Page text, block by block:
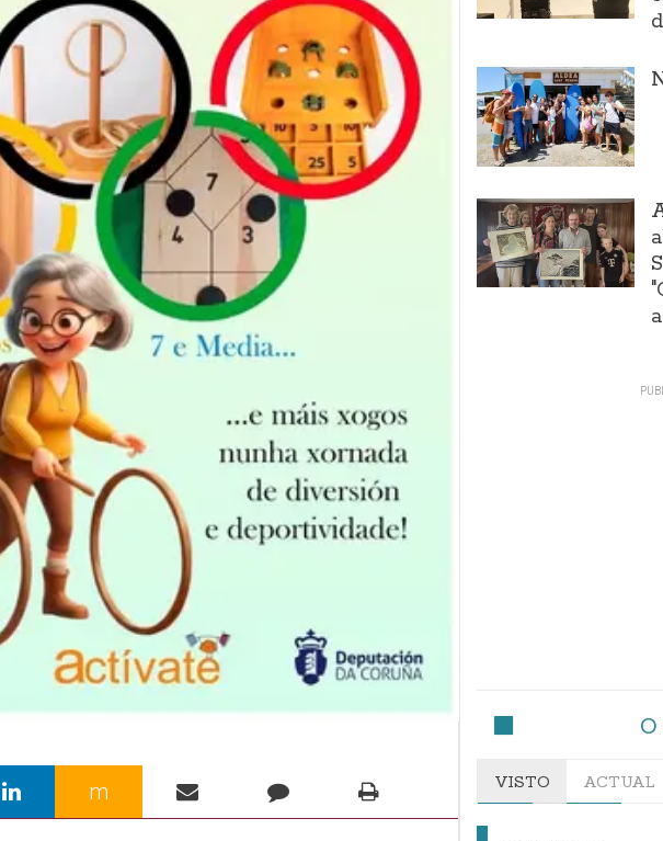
m VISTO ACTUAL